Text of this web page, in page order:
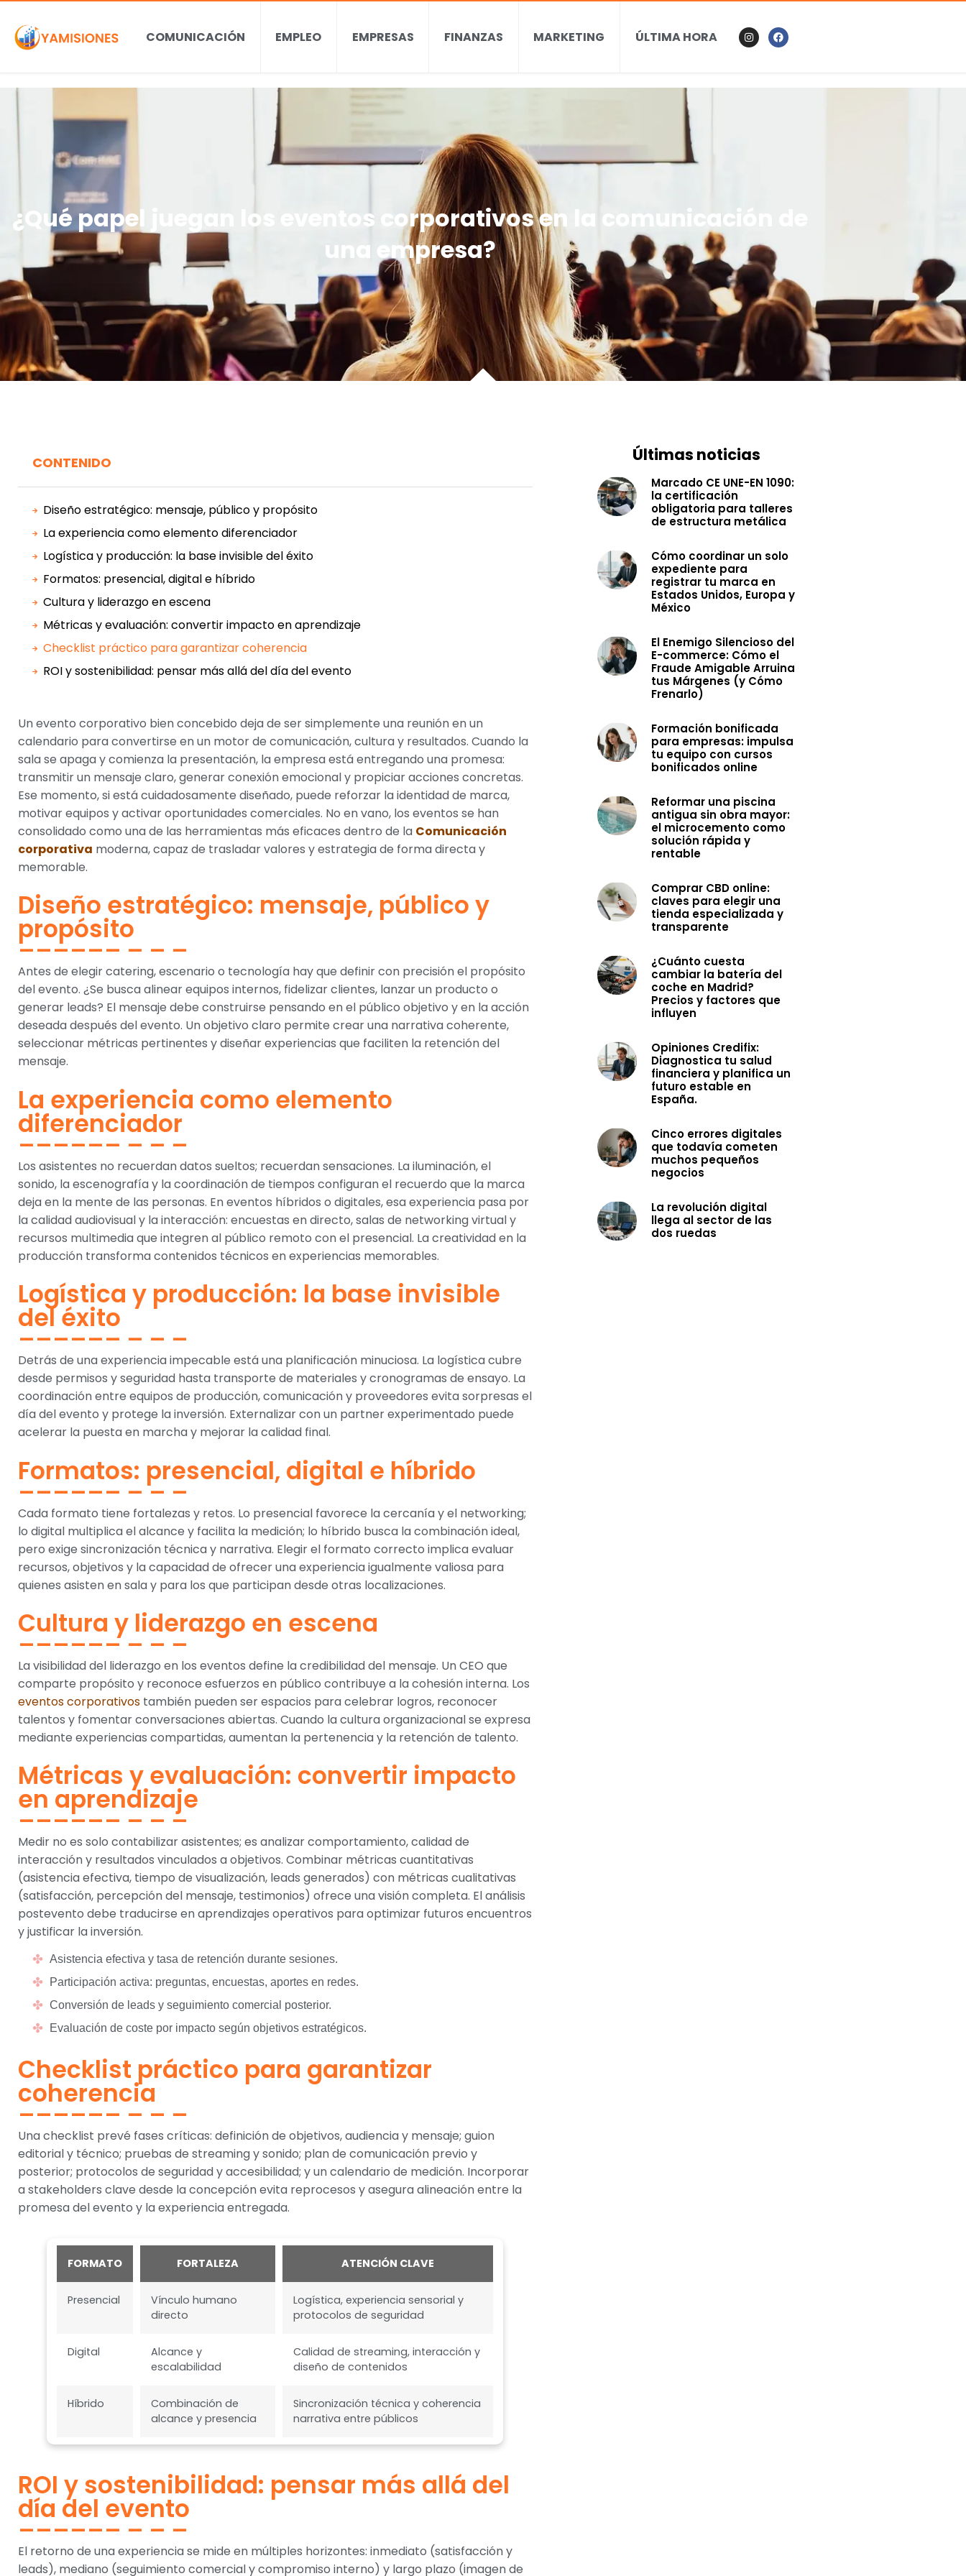
COMUNICACIÓN EMPLEO EMPRESAS FINANZAS MARKETING ÚLTIMA HORA
¿Qué papel juegan los eventos corporativos en la comunicación de
una empresa?
CONTENIDO
Diseño estratégico: mensaje, público y propósito
La experiencia como elemento diferenciador
Logística y producción: la base invisible del éxito
Formatos: presencial, digital e híbrido
Cultura y liderazgo en escena
Métricas y evaluación: convertir impacto en aprendizaje
Checklist práctico para garantizar coherencia
ROI y sostenibilidad: pensar más allá del día del evento
Un evento corporativo bien concebido deja de ser simplemente una reunión en un
calendario para convertirse en un motor de comunicación, cultura y resultados. Cuando la
sala se apaga y comienza la presentación, la empresa está entregando una promesa:
transmitir un mensaje claro, generar conexión emocional y propiciar acciones concretas.
Ese momento, si está cuidadosamente diseñado, puede reforzar la identidad de marca,
motivar equipos y activar oportunidades comerciales. No en vano, los eventos se han
consolidado como una de las herramientas más eficaces dentro de la Comunicación
corporativa moderna, capaz de trasladar valores y estrategia de forma directa y
memorable.
Diseño estratégico: mensaje, público y
propósito
Antes de elegir catering, escenario o tecnología hay que definir con precisión el propósito
del evento. ¿Se busca alinear equipos internos, fidelizar clientes, lanzar un producto o
generar leads? El mensaje debe construirse pensando en el público objetivo y en la acción
deseada después del evento. Un objetivo claro permite crear una narrativa coherente,
seleccionar métricas pertinentes y diseñar experiencias que faciliten la retención del
mensaje.
La experiencia como elemento
diferenciador
Los asistentes no recuerdan datos sueltos; recuerdan sensaciones. La iluminación, el
sonido, la escenografía y la coordinación de tiempos configuran el recuerdo que la marca
deja en la mente de las personas. En eventos híbridos o digitales, esa experiencia pasa por
la calidad audiovisual y la interacción: encuestas en directo, salas de networking virtual y
recursos multimedia que integren al público remoto con el presencial. La creatividad en la
producción transforma contenidos técnicos en experiencias memorables.
Logística y producción: la base invisible
del éxito
Detrás de una experiencia impecable está una planificación minuciosa. La logística cubre
desde permisos y seguridad hasta transporte de materiales y cronogramas de ensayo. La
coordinación entre equipos de producción, comunicación y proveedores evita sorpresas el
día del evento y protege la inversión. Externalizar con un partner experimentado puede
acelerar la puesta en marcha y mejorar la calidad final.
Formatos: presencial, digital e híbrido
Cada formato tiene fortalezas y retos. Lo presencial favorece la cercanía y el networking;
lo digital multiplica el alcance y facilita la medición; lo híbrido busca la combinación ideal,
pero exige sincronización técnica y narrativa. Elegir el formato correcto implica evaluar
recursos, objetivos y la capacidad de ofrecer una experiencia igualmente valiosa para
quienes asisten en sala y para los que participan desde otras localizaciones.
Cultura y liderazgo en escena
La visibilidad del liderazgo en los eventos define la credibilidad del mensaje. Un CEO que
comparte propósito y reconoce esfuerzos en público contribuye a la cohesión interna. Los
eventos corporativos también pueden ser espacios para celebrar logros, reconocer
talentos y fomentar conversaciones abiertas. Cuando la cultura organizacional se expresa
mediante experiencias compartidas, aumentan la pertenencia y la retención de talento.
Métricas y evaluación: convertir impacto
en aprendizaje
Medir no es solo contabilizar asistentes; es analizar comportamiento, calidad de
interacción y resultados vinculados a objetivos. Combinar métricas cuantitativas
(asistencia efectiva, tiempo de visualización, leads generados) con métricas cualitativas
(satisfacción, percepción del mensaje, testimonios) ofrece una visión completa. El análisis
postevento debe traducirse en aprendizajes operativos para optimizar futuros encuentros
y justificar la inversión.
Asistencia efectiva y tasa de retención durante sesiones.
Participación activa: preguntas, encuestas, aportes en redes.
Conversión de leads y seguimiento comercial posterior.
Evaluación de coste por impacto según objetivos estratégicos.
Checklist práctico para garantizar
coherencia
Una checklist prevé fases críticas: definición de objetivos, audiencia y mensaje; guion
editorial y técnico; pruebas de streaming y sonido; plan de comunicación previo y
posterior; protocolos de seguridad y accesibilidad; y un calendario de medición. Incorporar
a stakeholders clave desde la concepción evita reprocesos y asegura alineación entre la
promesa del evento y la experiencia entregada.
FORMATO FORTALEZA ATENCIÓN CLAVE
Presencial
Vínculo humano
directo
Logística, experiencia sensorial y
protocolos de seguridad
Digital
Alcance y
escalabilidad
Calidad de streaming, interacción y
diseño de contenidos
Híbrido
Combinación de
alcance y presencia
Sincronización técnica y coherencia
narrativa entre públicos
ROI y sostenibilidad: pensar más allá del
día del evento
El retorno de una experiencia se mide en múltiples horizontes: inmediato (satisfacción y
leads), mediano (seguimiento comercial y compromiso interno) y largo plazo (imagen de
Últimas noticias
Marcado CE UNE-EN 1090:
la certificación
obligatoria para talleres
de estructura metálica
Cómo coordinar un solo
expediente para
registrar tu marca en
Estados Unidos, Europa y
México
El Enemigo Silencioso del
E-commerce: Cómo el
Fraude Amigable Arruina
tus Márgenes (y Cómo
Frenarlo)
Formación bonificada
para empresas: impulsa
tu equipo con cursos
bonificados online
Reformar una piscina
antigua sin obra mayor:
el microcemento como
solución rápida y
rentable
Comprar CBD online:
claves para elegir una
tienda especializada y
transparente
¿Cuánto cuesta
cambiar la batería del
coche en Madrid?
Precios y factores que
influyen
Opiniones Credifix:
Diagnostica tu salud
financiera y planifica un
futuro estable en
España.
Cinco errores digitales
que todavía cometen
muchos pequeños
negocios
La revolución digital
llega al sector de las
dos ruedas